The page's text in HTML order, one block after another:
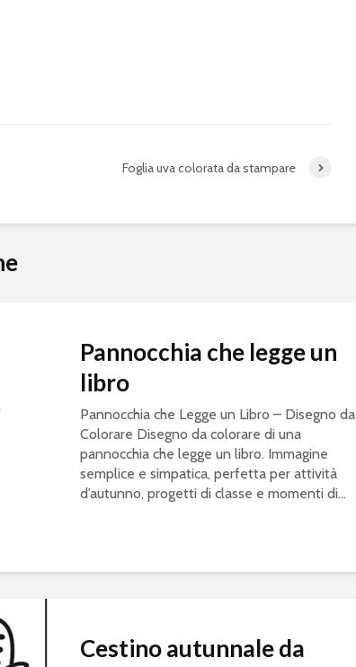
Foglia uva colorata da stampare
Pannocchia che legge un
libro
Pannocchia che Legge un Libro – Disegno da
Colorare Disegno da colorare di una
pannocchia che legge un libro. Immagine
semplice e simpatica, perfetta per attività
d’autunno, progetti di classe e momenti di...
Cestino autunnale da